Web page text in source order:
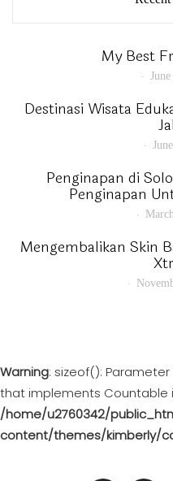
My Best
Destinasi Wisata
Penginapan di
Penginapan
Mengembalikan Skin
Warning: sizeof():
that implements Countable
/home/u2760342/
content/themes/kimberly/